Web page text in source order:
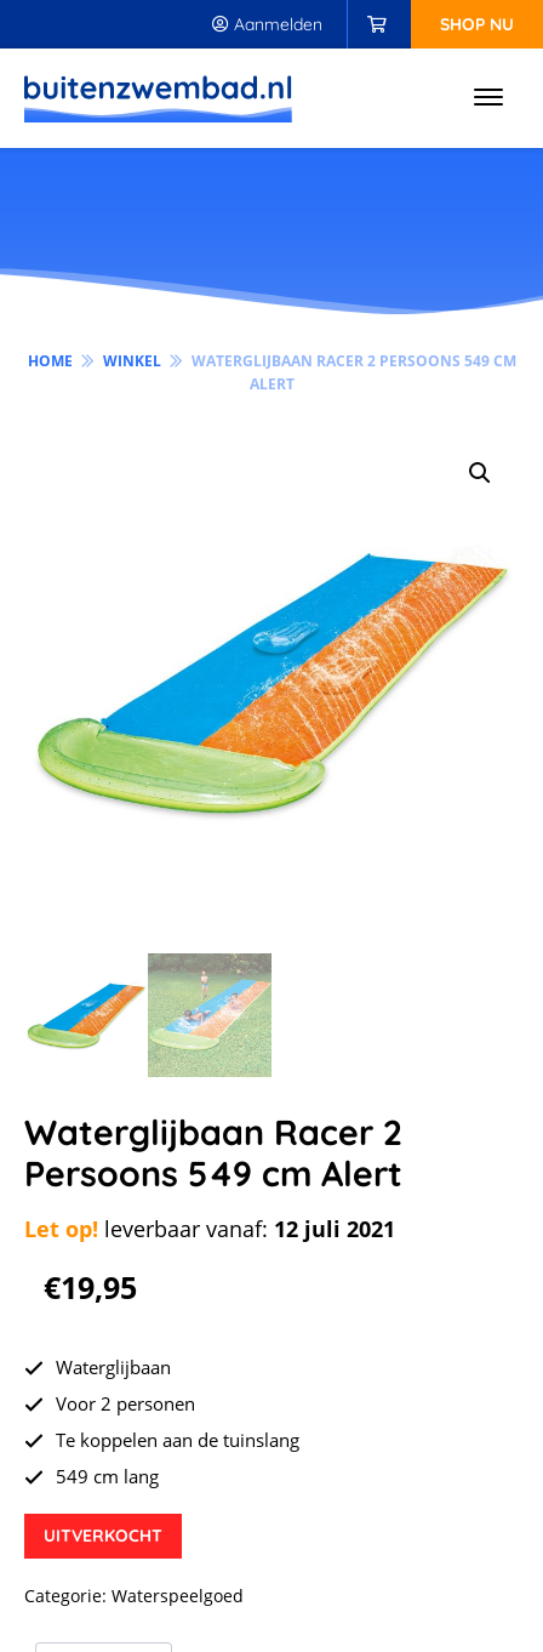
Aanmelden SHOP NU
HOME WINKEL
WATERGLIJBAAN RACER 2 PERSOONS 549 CM
ALERT
Waterglijbaan Racer 2
Persoons 549 cm Alert
Let op! leverbaar vanaf: 12 juli 2021
€19,95
Waterglijbaan
Voor 2 personen
Te koppelen aan de tuinslang
549 cm lang
UITVERKOCHT
Categorie: Waterspeelgoed